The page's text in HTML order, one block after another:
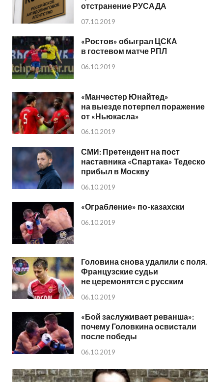
отстранение РУСАДА
07.10.2019
«Ростов» обыграл ЦСКА
в гостевом матче РПЛ
06.10.2019
«Манчестер Юнайтед»
на выезде потерпел поражение
от «Ньюкасла»
06.10.2019
СМИ: Претендент на пост
наставника «Спартака» Тедеско
прибыл в Москву
06.10.2019
«Ограбление» по-казахски
06.10.2019
Головина снова удалили с поля.
Французские судьи
не церемонятся с русским
06.10.2019
«Бой заслуживает реванша»:
почему Головкина освистали
после победы
06.10.2019